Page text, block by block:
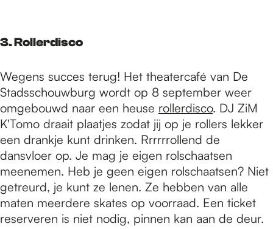
3. Rollerdisco
Wegens succes terug! Het theatercafé van De
Stadsschouwburg wordt op 8 september weer
omgebouwd naar een heuse rollerdisco. DJ ZiM
K'Tomo draait plaatjes zodat jij op je rollers lekker
een drankje kunt drinken. Rrrrrrollend de
dansvloer op. Je mag je eigen rolschaatsen
meenemen. Heb je geen eigen rolschaatsen? Niet
getreurd, je kunt ze lenen. Ze hebben van alle
maten meerdere skates op voorraad. Een ticket
reserveren is niet nodig, pinnen kan aan de deur.